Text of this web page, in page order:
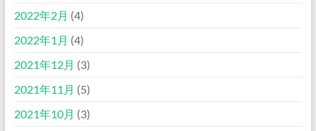
2022年2月 (4)
2022年1月 (4)
2021年12月 (3)
2021年11月 (5)
2021年10月 (3)